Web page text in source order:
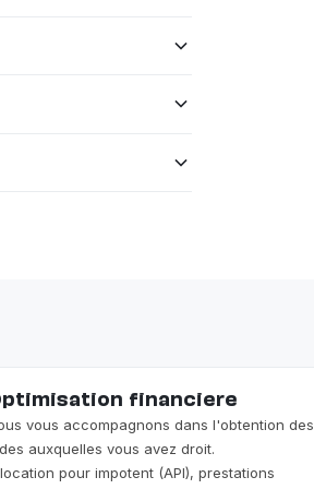
post-opératoires. Ces
des infirmières (ASI).
combinent les deux
financiere
vous accompagnons dans l'obtention des
auxquelles vous avez droit.
pour impotent (API), prestations